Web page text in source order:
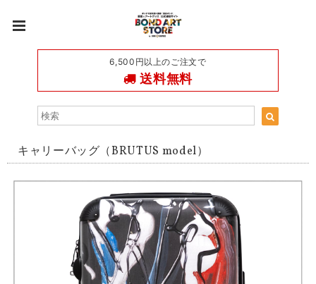
6,500円以上のご注文で
送料無料
キャリーバッグ（BRUTUS model）